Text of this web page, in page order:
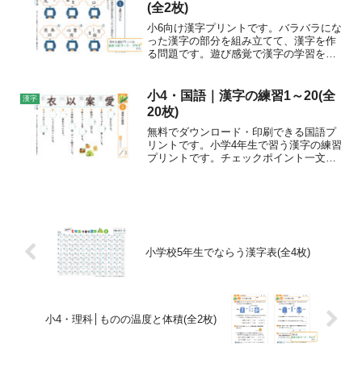
(全2枚)
小6向け漢字プリントです。バラバラにな
った漢字の部分を組み立てて、漢字を作
る問題です。遊び感覚で漢字の学習をし
漢字
小4・国語｜漢字の練習1～20(全
20枚)
無料でダウンロード・印刷できる国語プ
リントです。小学4年生で習う漢字の練習
プリントです。チェックポイント一文字
小学校5年生でならう漢字表(全4枚)
小4・理科│ものの温度と体積(全2枚)